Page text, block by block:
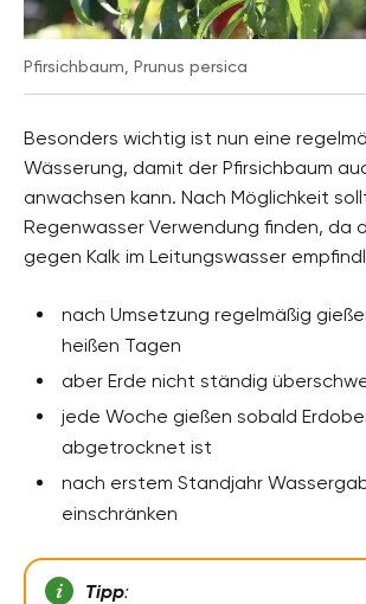
Pfirsichbaum, Prunus persica
Besonders wichtig ist nun eine
Wässerung, damit der Pfirsichbaum
anwachsen kann. Nach Möglichkeit
Regenwasser Verwendung finden, da
gegen Kalk im Leitungswasser
nach Umsetzung regelmäßig
heißen Tagen
aber Erde nicht ständig
jede Woche gießen sobald
abgetrocknet ist
nach erstem Standjahr
einschränken
Tipp: